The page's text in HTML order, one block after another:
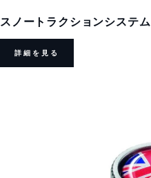
スノートラクションシステム
詳細を見る